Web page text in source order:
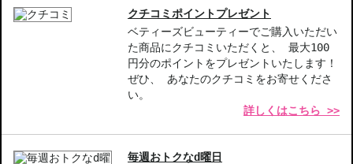
まず丁寧に汚れを落し、コットンに含ませ優しくなでるように拭き
取ります。コットンは適宜取りかえます。
※キク科にアレルギーがある方はご使用をお避けください。
WELEDA ヴェレダ カレンドラ ベビーオイル（無香料） 200ml
(ボディオイル)...保湿やマッサージなど多目的に使えるオイル
使用方法...＜保湿ケアに＞
適量を手にとり、手のひらで温めてから肌になじませます。
クチコミポイントプレゼント
ベティーズビューティーでご購入いただい
た商品にクチコミいただくと、 最大100
円分のポイントをプレゼントいたします！
ぜひ、 あなたのクチコミをお寄せくださ
い。
詳しくはこちら >>
毎週おトクなd曜日